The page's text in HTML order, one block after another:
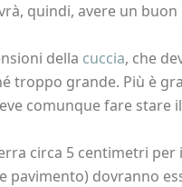
quindi, avere un
della cuccia, che
troppo grande. Più è
comunque fare stare
circa 5 centimetri
pavimento) dovranno